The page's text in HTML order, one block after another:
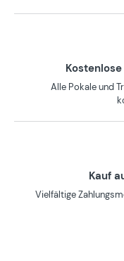
Alle Pokale und
Kauf
Vielfältige